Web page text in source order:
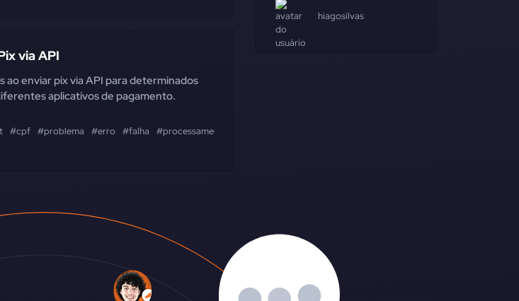
via API
ao enviar pix via API para determinados
aplicativos de pagamento.
#cpf #problema #erro #falha #processamento
hiagosilvas